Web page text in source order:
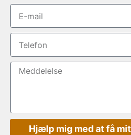
Hjælp mig med at få